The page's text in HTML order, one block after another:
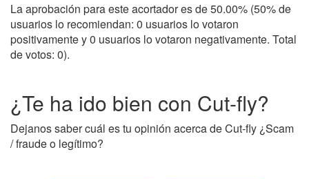
La aprobación para este acortador es de 50.00% (50% de
usuarios lo recomiendan: 0 usuarios lo votaron
positivamente y 0 usuarios lo votaron negativamente. Total
de votos: 0).
¿Te ha ido bien con Cut-fly?
Dejanos saber cuál es tu opinión acerca de Cut-fly ¿Scam
/ fraude o legítimo?